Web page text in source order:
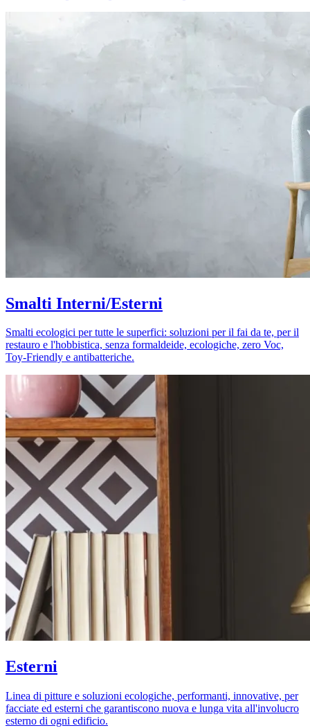
Smalti Interni/Esterni
Smalti ecologici per tutte le superfici: soluzioni per il fai da te, per il
restauro e l'hobbistica, senza formaldeide, ecologiche, zero Voc,
Toy-Friendly e antibatteriche.
Esterni
Linea di pitture e soluzioni ecologiche, performanti, innovative, per
facciate ed esterni che garantiscono nuova e lunga vita all'involucro
esterno di ogni edificio.